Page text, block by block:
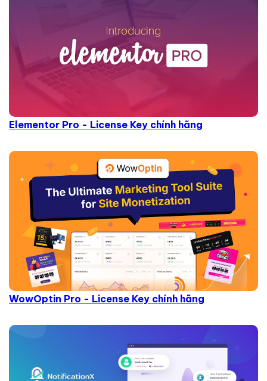
Elementor Pro - License Key chính hãng
WowOptin Pro - License Key chính hãng